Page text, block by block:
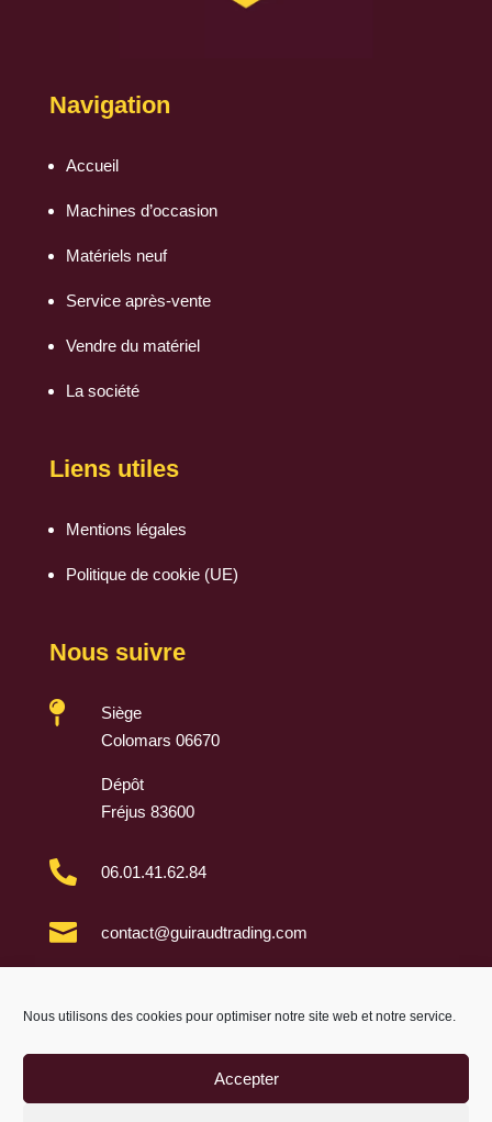
Nous utilisons des cookies pour optimiser notre site web et notre service.
Accepter
Navigation
Accueil
Machines d’occasion
Matériels neuf
Service après-vente
Vendre du matériel
La société
Liens utiles
Mentions légales
Politique de cookie (UE)
Nous suivre

Siège
Colomars 06670
Dépôt
Fréjus 83600
 06.01.41.62.84
 contact@guiraudtrading.com
